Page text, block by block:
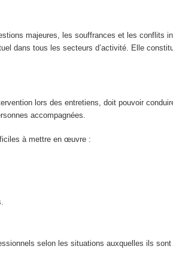
majeures, les souffrances et les conflits
dans tous les secteurs d’activité. Elle
lors des entretiens, doit pouvoir
accompagnées.
à mettre en œuvre :
selon les situations auxquelles ils